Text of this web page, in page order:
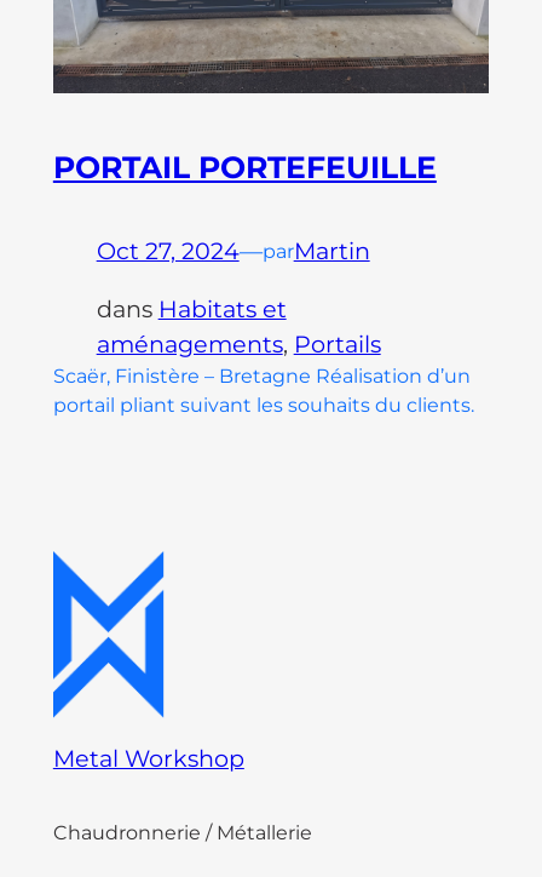
PORTAIL PORTEFEUILLE
Oct 27, 2024—parMartin
dans Habitats et
aménagements, Portails
Scaër, Finistère – Bretagne Réalisation d’un
portail pliant suivant les souhaits du clients.
Metal Workshop
Chaudronnerie / Métallerie